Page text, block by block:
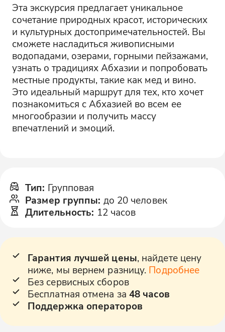
Эта экскурсия предлагает уникальное
сочетание природных красот, исторических
и культурных достопримечательностей. Вы
сможете насладиться живописными
водопадами, озерами, горными пейзажами,
узнать о традициях Абхазии и попробовать
местные продукты, такие как мед и вино.
Это идеальный маршрут для тех, кто хочет
познакомиться с Абхазией во всем ее
многообразии и получить массу
впечатлений и эмоций.
Тип: Групповая
Размер группы: до 20 человек
Длительность: 12 часов
Гарантия лучшей цены, найдете цену
ниже, мы вернем разницу. Подробнее
Без сервисных сборов
Бесплатная отмена за 48 часов
Поддержка операторов